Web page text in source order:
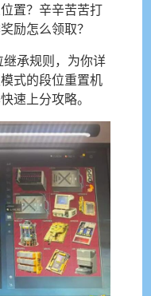
置？辛辛苦苦打
励怎么领取？
承规则，为你详
式的段位重置机
速上分攻略。